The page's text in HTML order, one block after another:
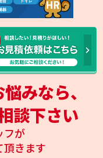
みなら、
談下さい
フが
頂きます